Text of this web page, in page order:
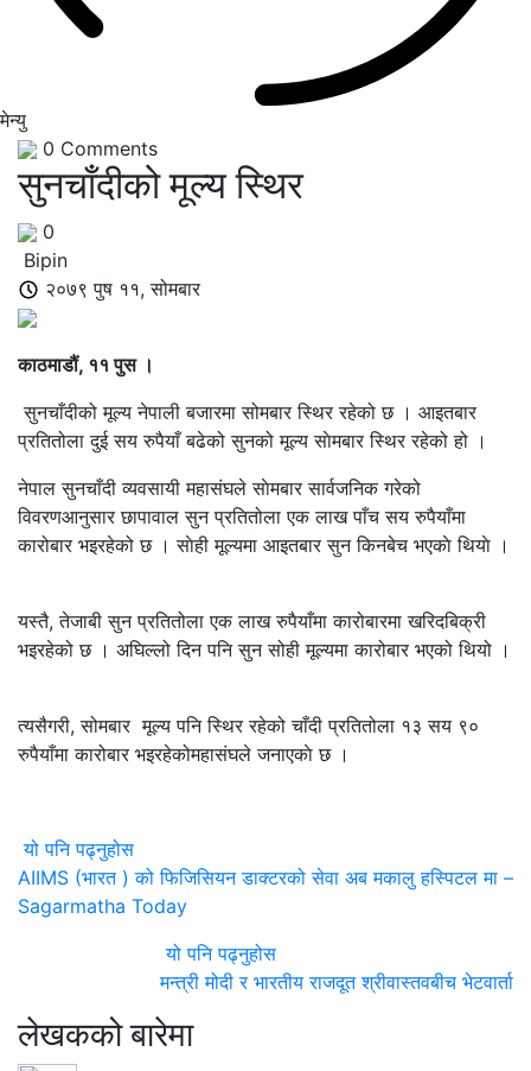
मेन्यु
0 Comments
सुनचाँदीको मूल्य स्थिर
0
Bipin
२०७९ पुष ११, सोमबार
काठमाडौं, ११ पुस ।
सुनचाँदीको मूल्य नेपाली बजारमा सोमबार स्थिर रहेको छ । आइतबार
प्रतितोला दुई सय रुपैयाँ बढेको सुनको मूल्य साेमबार स्थिर रहेको हो ।
नेपाल सुनचाँदी व्यवसायी महासंघले साेमबार सार्वजनिक गरेको
विवरणआनुसार छापावाल सुन प्रतितोला एक लाख पाँच सय रुपैयाँमा
कारोबार भइरहेको छ । साेही मूल्यमा आइतबार सुन किनबेच भएकाे थियाे ।
यस्तै, तेजाबी सुन प्रतितोला एक लाख रुपैयाँमा कारोबारमा खरिदबिक्री
भइरहेको छ । अघिल्लो दिन पनि सुन सोही मूल्यमा कारोबार भएको थियो ।
त्यसैगरी, सोमबार मूल्य पनि स्थिर रहेको चाँदी प्रतितोला १३ सय ९०
रुपैयाँमा कारोबार भइरहेकोमहासंघले जनाएकाे छ ।
यो पनि पढ्नुहोस
AIIMS (भारत ) को फिजिसियन डाक्टरको सेवा अब मकालु हस्पिटल मा –
Sagarmatha Today
यो पनि पढ्नुहोस
मन्त्री मोदी र भारतीय राजदूत श्रीवास्तवबीच भेटवार्ता
लेखकको बारेमा